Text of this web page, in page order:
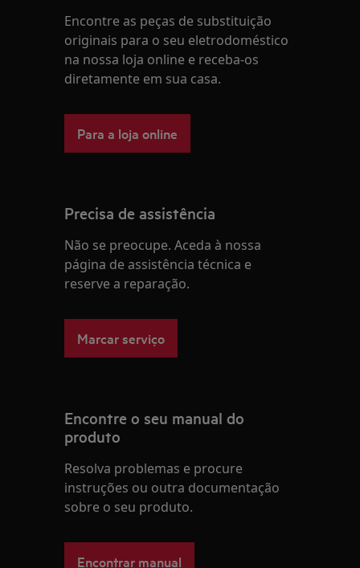
Encontre as peças de substituição
originais para o seu eletrodoméstico
na nossa loja online e receba-os
diretamente em sua casa.
Para a loja online
Precisa de assistência
Não se preocupe. Aceda à nossa
página de assistência técnica e
reserve a reparação.
Marcar serviço
Encontre o seu manual do
produto
Resolva problemas e procure
instruções ou outra documentação
sobre o seu produto.
Encontrar manual